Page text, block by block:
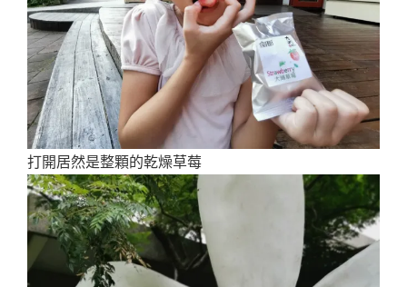
打開居然是整顆的乾燥草莓